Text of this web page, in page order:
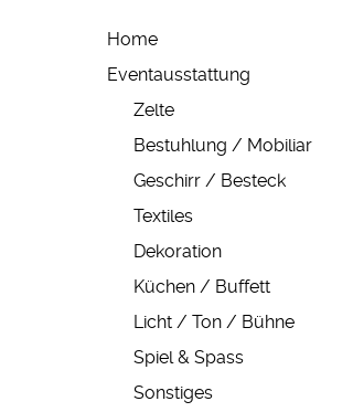
Home
Eventausstattung
Zelte
Bestuhlung / Mobiliar
Geschirr / Besteck
Textiles
Dekoration
Küchen / Buffett
Licht / Ton / Bühne
Spiel & Spass
Sonstiges